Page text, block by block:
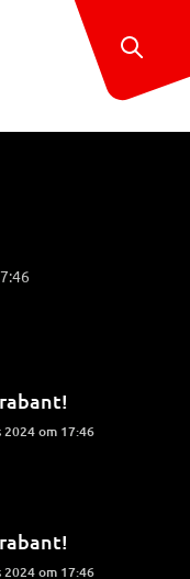
2024 om 17:46
2024 om 17:46